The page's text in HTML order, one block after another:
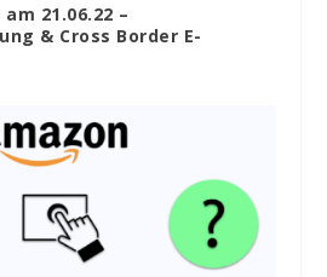
21.06.22 –
& Cross Border E-